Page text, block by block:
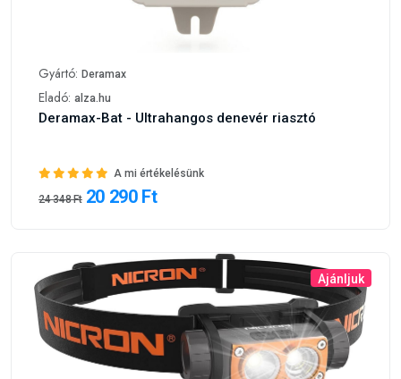
Gyártó: Deramax
Eladó: alza.hu
Deramax-Bat - Ultrahangos denevér riasztó
A mi értékelésünk
24 348 Ft 20 290 Ft
Ajánljuk